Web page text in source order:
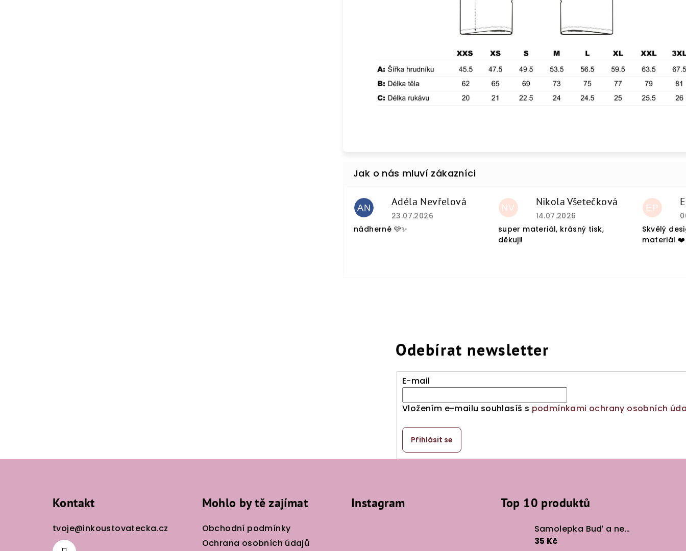
AN Adéla Nevřelová
Hodnocení obchodu je 5 z 5 hvězdiček.
23.07.2026
nádherné 🩷✨
NV Nikola Všetečková
Hodnocení obchodu je 5 z 5
14.07.2026
super materiál, krásný tisk,
děkuji!
EP
Skvělý
materiál ❤️
Odebírat newsletter
E-mail
Vložením e-mailu souhlasíš s podmínkami ochrany osobních
Přihlásit se
Kontakt
tvoje@inkoustovatecka.cz
Mohlo by tě zajímat
Obchodní podmínky
Ochrana osobních údajů
Instagram Top 10 produktů
Samolepka Buď a neboj
35 Kč